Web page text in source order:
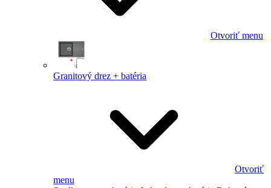
Otvoriť menu
Granitový drez + batéria
Otvoriť
menu